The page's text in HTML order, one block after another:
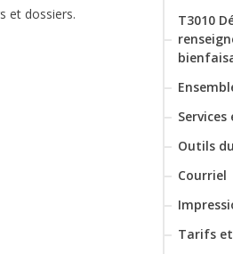
et dossiers.
T3010
Outils
Courriel
Tarifs